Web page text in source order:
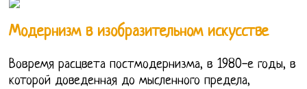
Модернизм в изобразительном искусстве
Вовремя расцвета постмодернизма, в 1980-е годы, в
которой доведенная до мысленного предела,